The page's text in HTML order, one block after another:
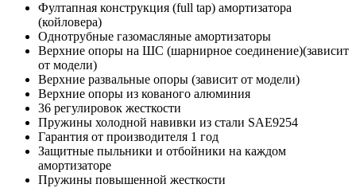
Фултапная конструкция (full tap) амортизатора
(койловера)
Однотрубные газомасляные амортизаторы
Верхние опоры на ШС (шарнирное соединение)(зависит
от модели)
Верхние развальные опоры (зависит от модели)
Верхние опоры из кованого алюминия
36 регулировок жесткости
Пружины холодной навивки из стали SAE9254
Гарантия от производителя 1 год
Защитные пыльники и отбойники на каждом
амортизаторе
Пружины повышенной жесткости